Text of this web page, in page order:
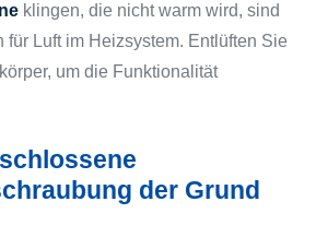
klingen, die nicht warm wird, sind
für Luft im Heizsystem. Entlüften Sie
um die Funktionalität
der Grund